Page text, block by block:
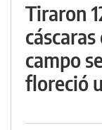
Tiraron
campo
floreció